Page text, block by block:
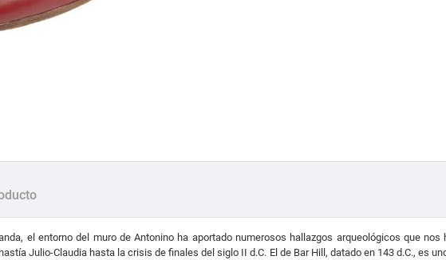
el entorno del muro de Antonino ha aportado numerosos hallazgos arqueológicos que
Julio-Claudia hasta la crisis de finales del siglo II d.C. El de Bar Hill, datado en 143 d.C., es